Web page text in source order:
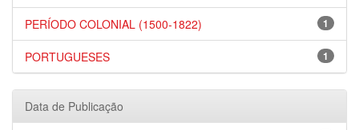
1
PERÍODO COLONIAL (1500-1822)
1
PORTUGUESES
Data de Publicação